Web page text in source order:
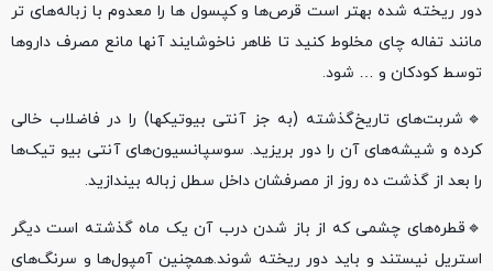
دور ریخته شده بهتر است قرص‌ها و کپسول ها را معدوم با زباله‌های تر
مانند تفاله چای مخلوط کنید تا ظاهر ناخوشایند آنها مانع مصرف داروها
توسط کودکان و … شود.
🔹شربت‌های تاریخ‌گذشته (به جز آنتی بیوتیکها) را در فاضلاب خالی
کرده و شیشه‌های آن را دور بریزید. سوسپانسیون‌های آنتی بیو تیک‌ها
را بعد از گذشت ده روز از مصرفشان داخل سطل زباله بیندازید.
🔹قطره‌های چشمی که از باز شدن درب آن یک ماه گذشته است دیگر
استریل نیستند و باید دور ریخته شوند.همچنین آمپول‌ها و سرنگ‌های